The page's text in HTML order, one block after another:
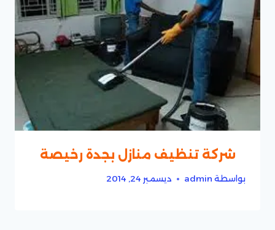
شركة تنظيف منازل بجدة رخيصة
بواسطة admin ديسمبر 24, 2014